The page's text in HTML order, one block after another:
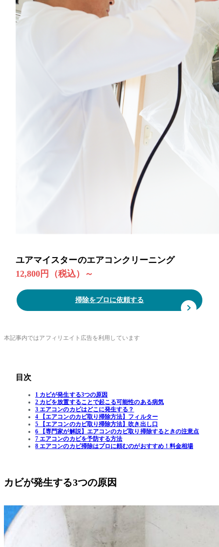
ユアマイスターのエアコンクリーニング
12,800円（税込）～
掃除をプロに依頼する
本記事内ではアフィリエイト広告を利用しています
目次
1 カビが発生する3つの原因
2 カビを放置することで起こる可能性のある病気
3 エアコンのカビはどこに発生する？
4 【エアコンのカビ取り掃除方法】フィルター
5 【エアコンのカビ取り掃除方法】吹き出し口
6 【専門家が解説】エアコンのカビ取り掃除するときの注意点
7 エアコンのカビを予防する方法
8 エアコンのカビ掃除はプロに頼むのがおすすめ！料金相場
カビが発生する3つの原因